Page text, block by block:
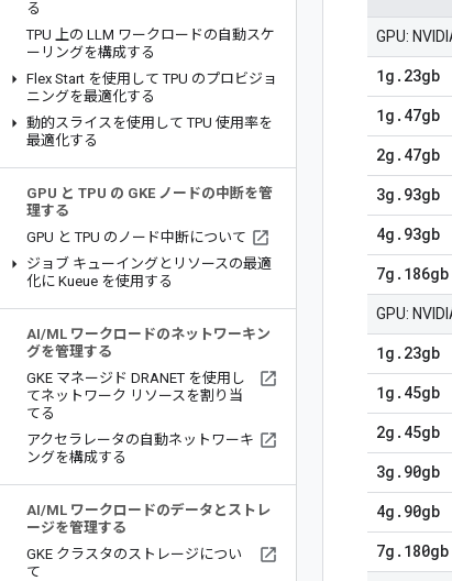
る
TPU 上の LLM ワークロードの自動スケ
ーリングを構成する
Flex Start を使用して TPU のプロビジョ
ニングを最適化する
動的スライスを使用して TPU 使用率を
最適化する
GPU と TPU の GKE ノードの中断を管
理する
GPU と TPU のノード中断について
ジョブ キューイングとリソースの最適
化に Kueue を使用する
AI/ML ワークロードのネットワーキン
グを管理する
GKE マネージド DRANET を使用し
てネットワーク リソースを割り当
てる
アクセラレータの自動ネットワーキ
ングを構成する
AI/ML ワークロードのデータとストレ
ージを管理する
GKE クラスタのストレージについ
て
GPU:
1g . 23gb
1g . 47gb
2g . 47gb
3g . 93gb
4g . 93gb
7g . 186gb
GPU:
1g . 23gb
1g . 45gb
2g . 45gb
3g . 90gb
4g . 90gb
7g . 180gb